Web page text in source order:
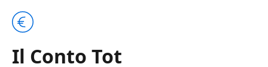
Il Conto Tot